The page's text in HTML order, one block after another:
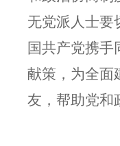
无党派人士要
国共产党携
献策，为全面
友，帮助党和